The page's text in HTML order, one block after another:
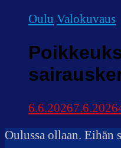
Oulu Valokuvaus
6.6.20267.6.2026
Oulussa ollaan. Eihän